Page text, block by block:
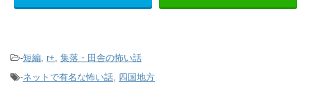
-短編 r+ 集落・田舎の怖い話
-ネットで有名な怖い話 四国地方